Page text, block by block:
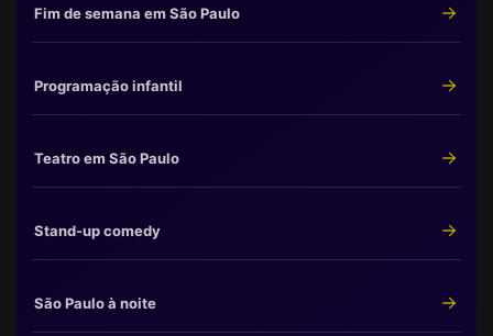
Fim de semana em São Paulo
Programação infantil
Teatro em São Paulo
Stand-up comedy
São Paulo à noite